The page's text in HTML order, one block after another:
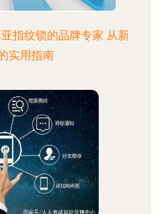
指纹锁的品牌专家 从新
实用指南